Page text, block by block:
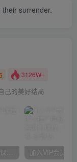
surrender.
3126W+
己的美好结局
官方正品 全网VIP课程 无损下载~